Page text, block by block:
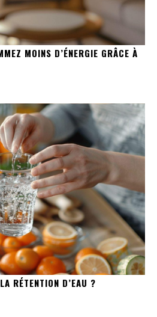
MOINS D’ÉNERGIE GRÂCE À
RÉTENTION D’EAU ?